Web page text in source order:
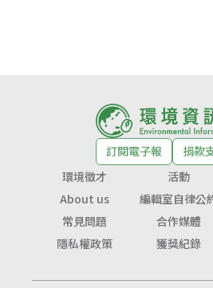
訂閱電子報
捐款
環境徵才
活動
About us
編輯室自律公
常見問題
合作媒體
隱私權政策
獲獎紀錄